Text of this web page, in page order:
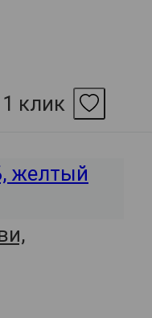
клик